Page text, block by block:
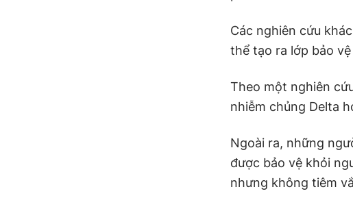
Các nghiên cứu
thể tạo ra lớp bảo
Theo một nghiên
nhiễm chủng Delta
Ngoài ra, những
được bảo vệ khỏi
nhưng không tiêm